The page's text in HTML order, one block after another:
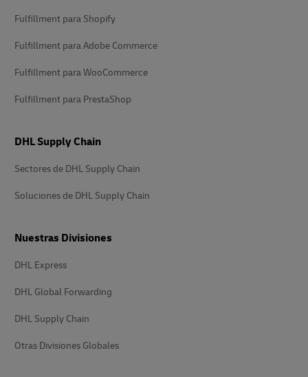
Fulfillment para Shopify
Fulfillment para Adobe Commerce
Fulfillment para WooCommerce
Fulfillment para PrestaShop
DHL Supply Chain
Sectores de DHL Supply Chain
Soluciones de DHL Supply Chain
Nuestras Divisiones
DHL Express
DHL Global Forwarding
DHL Supply Chain
Otras Divisiones Globales